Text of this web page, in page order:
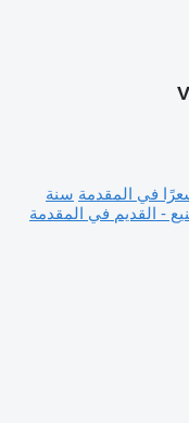
في المقدمة سنة
- القديم في المقدمة